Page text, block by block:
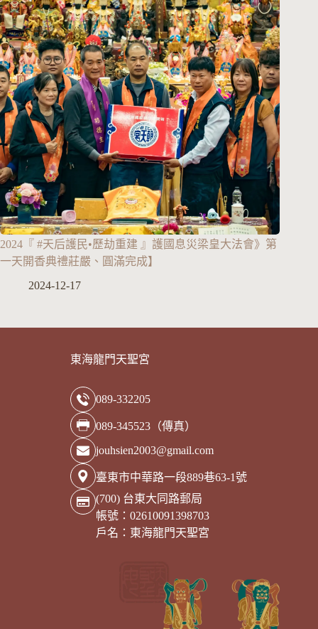
2024『 #天后護民•歷劫重建 』護國息災梁皇大法會》第
一天開香典禮莊嚴、圓滿完成】
2024-12-17
東海龍門天聖宮
089-332205
089-345523（傳真）
jouhsien2003@gmail.com
臺東市中華路一段889巷63-1號
(700) 台東大同路郵局
帳號：02610091398703
戶名：東海龍門天聖宮